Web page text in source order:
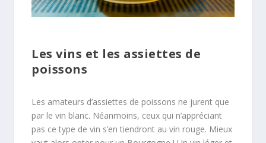
Les vins et les assiettes de
poissons
Les amateurs d’assiettes de poissons ne jurent que
par le vin blanc. Néanmoins, ceux qui n’appréciant
pas ce type de vin s’en tiendront au vin rouge. Mieux